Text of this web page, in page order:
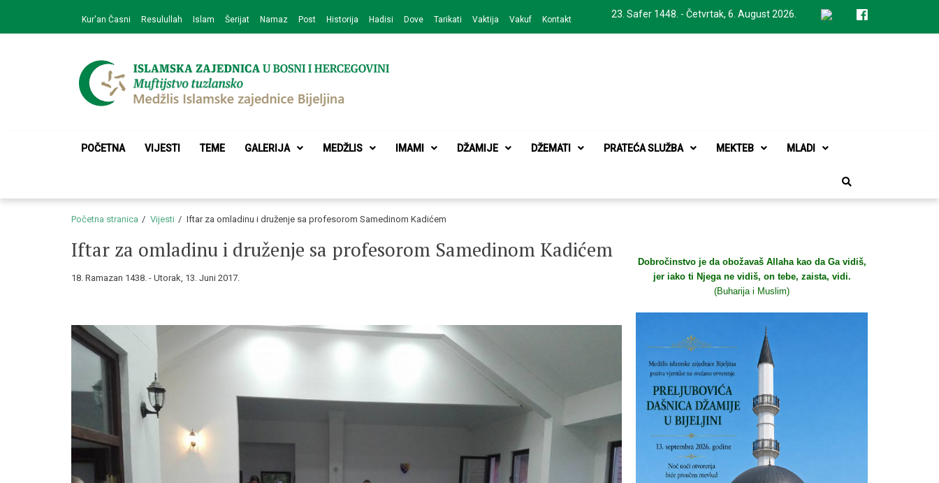
navigation
content
23. Safer 1448. - Četvrtak, 6. August 2026.
Kur'an Časni Resulullah Islam Šerijat Namaz Post Historija Hadisi Dove Tarikati Vaktija Vakuf Kontakt
Medžlis Islamske zajednice Bijeljina
POČETNA VIJESTI TEME GALERIJA MEDŽLIS IMAMI DŽAMIJE DŽEMATI PRATEĆA SLUŽBA MEKTEB MLADI
Početna stranica Vijesti Iftar za omladinu i druženje sa profesorom Samedinom Kadićem
Iftar za omladinu i druženje sa profesorom Samedinom Kadićem
18. Ramazan 1438. - Utorak, 13. Juni 2017.
Dobročinstvo je da obožavaš Allaha kao da Ga vidiš,
jer iako ti Njega ne vidiš, on tebe, zaista, vidi.
(Buharija i Muslim)